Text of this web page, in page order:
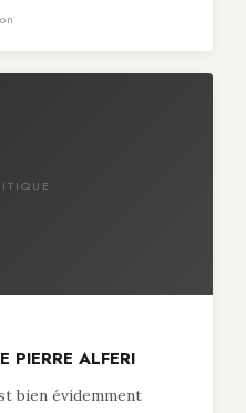
PIERRE ALFERI
bien évidemment